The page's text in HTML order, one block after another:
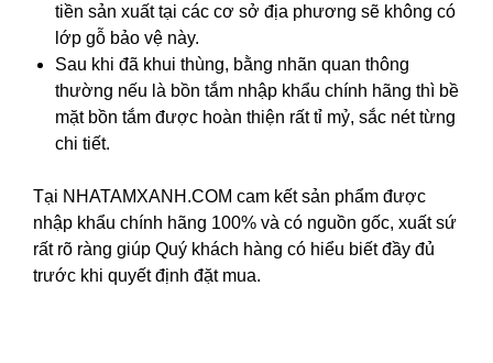
tiền sản xuất tại các cơ sở địa phương sẽ không có
lớp gỗ bảo vệ này.
Sau khi đã khui thùng, bằng nhãn quan thông
thường nếu là bồn tắm nhập khẩu chính hãng thì bề
mặt bồn tắm được hoàn thiện rất tỉ mỷ, sắc nét từng
chi tiết.
Tại NHATAMXANH.COM cam kết sản phẩm được
nhập khẩu chính hãng 100% và có nguồn gốc, xuất sứ
rất rõ ràng giúp Quý khách hàng có hiểu biết đầy đủ
trước khi quyết định đặt mua.